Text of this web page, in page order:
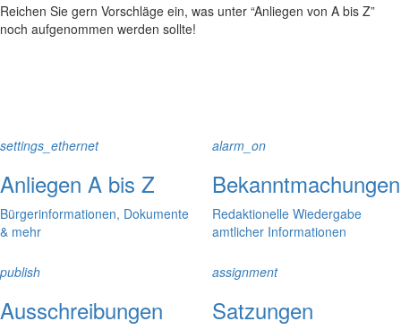
Reichen Sie gern Vorschläge ein, was unter “Anliegen von A bis Z”
noch aufgenommen werden sollte!
settings_ethernet
Anliegen A bis Z
Bürgerinformationen, Dokumente
& mehr
alarm_on
Bekanntmachungen
Redaktionelle Wiedergabe
amtlicher Informationen
publish
Ausschreibungen
assignment
Satzungen